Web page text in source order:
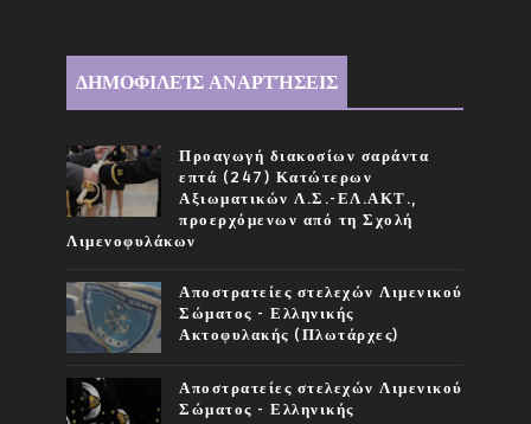
ΔΗΜΟΦΙΛΕΊΣ ΑΝΑΡΤΉΣΕΙΣ
Προαγωγή διακοσίων σαράντα
επτά (247) Κατώτερων
Αξιωματικών Λ.Σ.-ΕΛ.ΑΚΤ.,
προερχόμενων από τη Σχολή
Λιμενοφυλάκων
Αποστρατείες στελεχών Λιμενικού
Σώματος - Ελληνικής
Ακτοφυλακής (Πλωτάρχες)
Αποστρατείες στελεχών Λιμενικού
Σώματος - Ελληνικής